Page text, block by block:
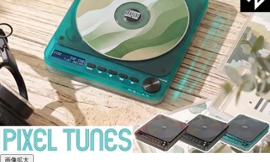
画像拡大